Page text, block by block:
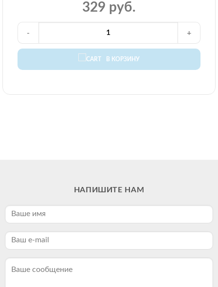
329 руб.
В КОРЗИНУ
- +
НАПИШИТЕ НАМ